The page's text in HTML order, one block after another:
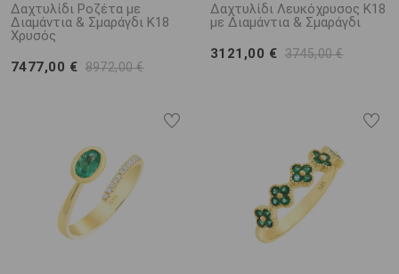
Δαχτυλίδι Ροζέτα με
Διαμάντια & Σμαράγδι K18
Χρυσός
7477,00 € 8972,00 €
Δαχτυλίδι Λευκόχρυσος K18
με Διαμάντια & Σμαράγδι
3121,00 € 3745,00 €